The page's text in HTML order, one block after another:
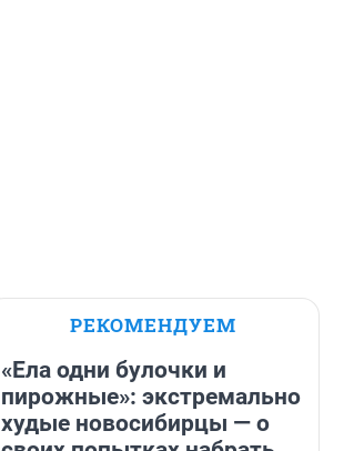
РЕКОМЕНДУЕМ
«Ела одни булочки и
пирожные»: экстремально
худые новосибирцы — о